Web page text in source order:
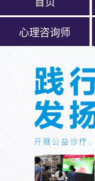
心理咨询师